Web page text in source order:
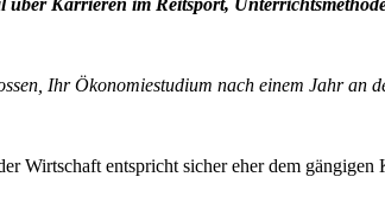
Karrieren im Reitsport,
Ihr Ökonomiestudium nach einem Jahr an
Wirtschaft entspricht sicher eher dem